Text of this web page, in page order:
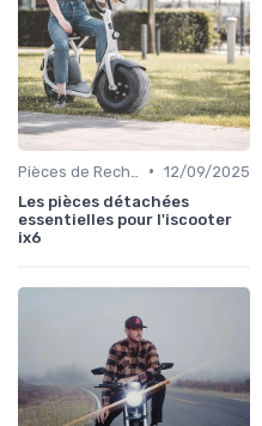
• 12/09/2025
Les pièces détachées
essentielles pour l'iscooter
ix6